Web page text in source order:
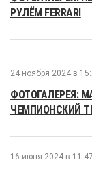
РУЛЁМ FERRARI
24 ноября 2024 в
ФОТОГАЛЕРЕЯ:
ЧЕМПИОНСКИЙ
16 июня 2024 в 11:47